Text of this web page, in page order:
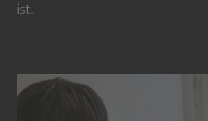
ist.